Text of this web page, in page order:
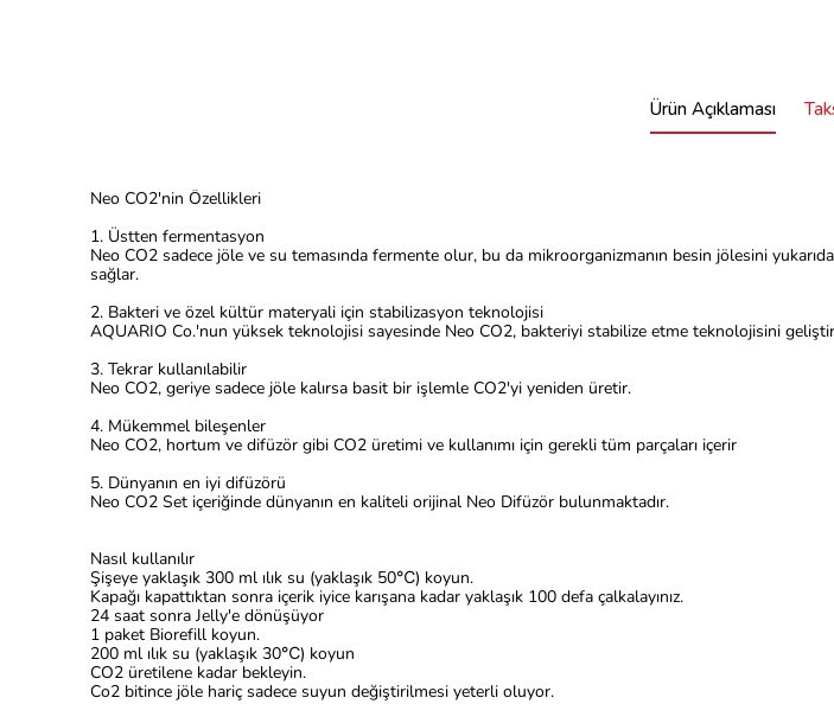
Ürün Açıklaması
Neo CO2'nin Özellikleri
1. Üstten fermentasyon
Neo CO2 sadece jöle ve su temasında fermente olur, bu da mikroorganizmanın besin jölesini
sağlar.
2. Bakteri ve özel kültür materyali için stabilizasyon teknolojisi
AQUARIO Co.'nun yüksek teknolojisi sayesinde Neo CO2, bakteriyi stabilize etme teknolojisini
3. Tekrar kullanılabilir
Neo CO2, geriye sadece jöle kalırsa basit bir işlemle CO2'yi yeniden üretir.
4. Mükemmel bileşenler
Neo CO2, hortum ve difüzör gibi CO2 üretimi ve kullanımı için gerekli tüm parçaları içerir
5. Dünyanın en iyi difüzörü
Neo CO2 Set içeriğinde dünyanın en kaliteli orijinal Neo Difüzör bulunmaktadır.
Nasıl kullanılır
Şişeye yaklaşık 300 ml ılık su (yaklaşık 50℃) koyun.
Kapağı kapattıktan sonra içerik iyice karışana kadar yaklaşık 100 defa çalkalayınız.
24 saat sonra Jelly'e dönüşüyor
1 paket Biorefill koyun.
200 ml ılık su (yaklaşık 30℃) koyun
CO2 üretilene kadar bekleyin.
Co2 bitince jöle hariç sadece suyun değiştirilmesi yeterli oluyor.